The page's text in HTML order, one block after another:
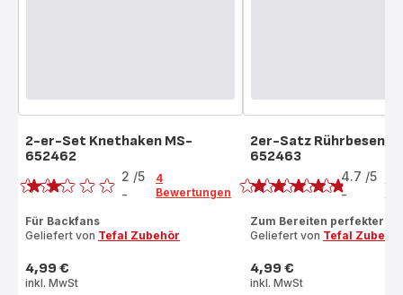
2-er-Set Knethaken MS-
652462
Bewertung
mit
2
(Durchschnitt)
2 /5
-
4
Bewertungen
Für Backfans
Geliefert von Tefal Zubehör
Preis
4,99 €
inkl. MwSt
2er-Satz Rührbesen
652463
Bewertung
4.7 /5
-
Zum Bereiten perfekter
Geliefert von Tefal
Preis
4,99 €
inkl. MwSt